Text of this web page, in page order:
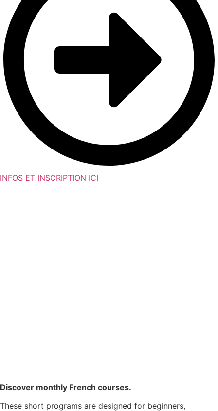
INFOS ET INSCRIPTION ICI
Discover monthly French courses.
These short programs are designed for beginners,